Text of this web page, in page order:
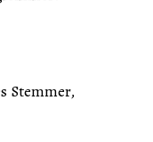
Stemmer,